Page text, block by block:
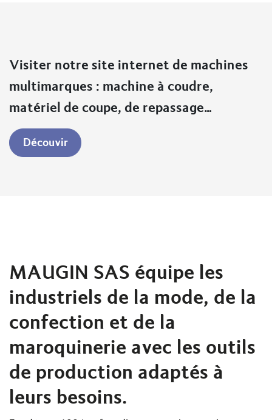
Visiter notre site internet de machines
multimarques : machine à coudre,
matériel de coupe, de repassage…
Dé​​cou​​​​vir
MAUGIN SAS équipe les
industriels de la mode, de la
confection et de la
maroquinerie avec les outils
de production adaptés à
leurs besoins.